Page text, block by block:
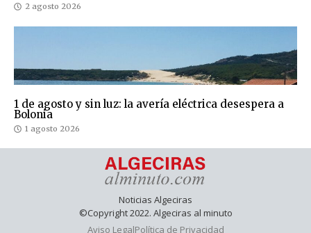
2 agosto 2026
1 de agosto y sin luz: la avería eléctrica desespera a
Bolonia
1 agosto 2026
Noticias Algeciras
©Copyright 2022. Algeciras al minuto
Aviso LegalPolítica de Privacidad